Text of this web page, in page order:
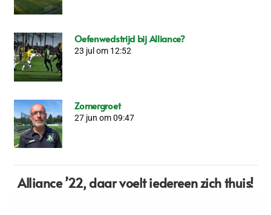
Oefenwedstrijd bij Alliance?
23 jul om 12:52
Zomergroet
27 jun om 09:47
Alliance ’22, daar voelt iedereen zich thuis!